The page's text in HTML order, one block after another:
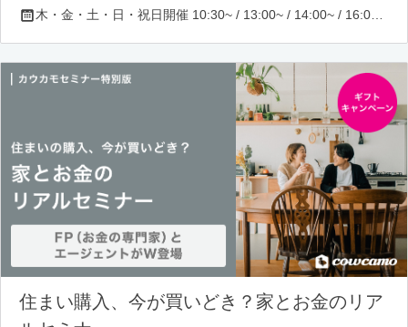
木・金・土・日・祝日開催 10:30~ / 13:00~ / 14:00~ / 16:00~ / 17:00~/ 18:30~/ 19:30~
住まい購入、今が買いどき？家とお金のリア